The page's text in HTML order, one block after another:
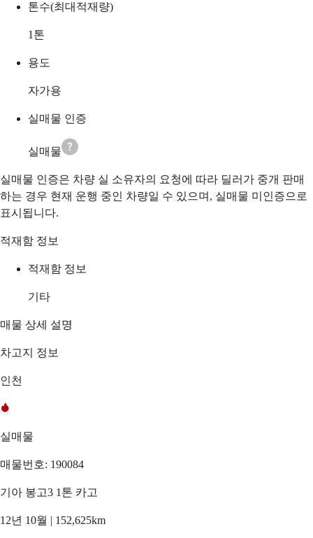
톤수(최대적재량)
1 톤
용도
자가용
실매물 인증
실매물
실매물 인증은 차량 실 소유자의 요청에 따라 딜러가 중개 판매
하는 경우 현재 운행 중인 차량일 수 있으며, 실매물 미인증으로
표시됩니다.
적재함 정보
적재함 정보
기타
매물 상세 설명
차고지 정보
인천
실매물
매물번호: 190084
기아 봉고3 1톤 카고
12년 10월 | 152,625km